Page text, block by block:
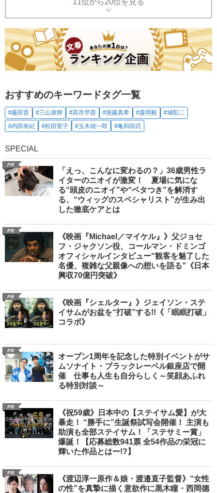
おすすめのキーワードタグ一覧
#藤田晋 #三山凌輝 #高市早苗 #後藤真希 #森岡毅
#城彰二
#内田有紀
#松田聖子 #玉木雄一郎 #亀和田武
SPECIAL
PR
「えっ、こんなに変わるの？」36歳男性ラ
イターのニオイが激変！ 夏場に気にな
る“頭皮のニオイ”や“ベタつき”を解消す
る、“ウィッグのスペシャリスト”が生み出
した徹底ケアとは
PR
《映画『Michael／マイケル』》父ジョセ
フ・ジャクソン役、コールマン・ドミンゴ
オフィシャルインタビュー“観客を魅了した
名優、複雑な父親像への想いを語る”《日本
興収70億円突破》
PR
《映画『シェルター』》ジェイソン・ステ
イサムがお盆を“打破”する!!《「眠眠打破」
コラボ》
PR
オープン1周年を記念した特別イベントがサ
ムソナイト・ブラックレーベル銀座店で開
催 仕事も人生も自分らしく～笑顔あふれ
る特別対談～
PR
《祝59歳》日本中の【ステイサム愛】が大
暴走！ “勝手に”生誕祭試写会開催！ 主演も
助演も全部ステイサム！「ステサミー賞」
爆誕！【応募総数941票 全54作品の栄冠に
輝いた作品とはー!?】
PR
《渡辺淳一原作＆娘・渡邉直子監督》“女性
の性”を真摯に描く意欲作に黒木瞳・西岡德